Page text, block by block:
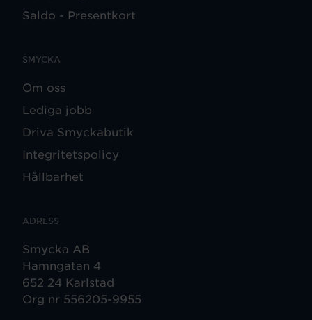
Saldo - Presentkort
SMYCKA
Om oss
Lediga jobb
Driva Smyckabutik
Integritetspolicy
Hållbarhet
ADRESS
Smycka AB
Hamngatan 4
652 24 Karlstad
Org nr 556205-9955